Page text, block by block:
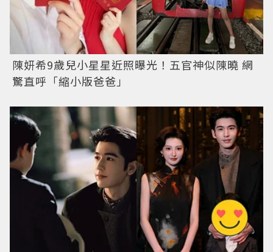
陳妍希9歲兒小星星近照曝光！五官神似陳曉 網
驚直呼「縮小版爸爸」